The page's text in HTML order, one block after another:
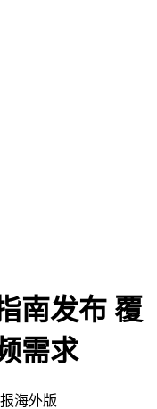
南发布 覆
需求
海外版